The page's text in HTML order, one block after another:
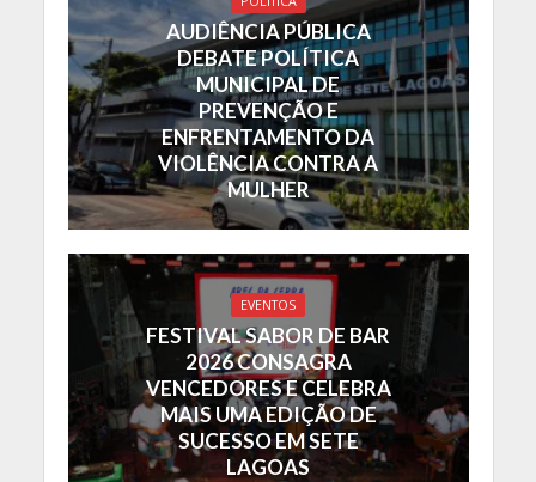
AUDIÊNCIA PÚBLICA
DEBATE POLÍTICA
MUNICIPAL DE
PREVENÇÃO E
ENFRENTAMENTO DA
VIOLÊNCIA CONTRA A
MULHER
EVENTOS
FESTIVAL SABOR DE BAR
2026 CONSAGRA
VENCEDORES E CELEBRA
MAIS UMA EDIÇÃO DE
SUCESSO EM SETE
LAGOAS